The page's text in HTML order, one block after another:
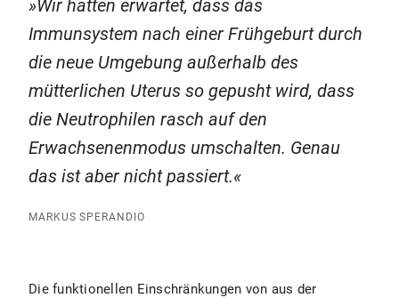
Wir hatten erwartet, dass das
Immunsystem nach einer Frühgeburt durch
die neue Umgebung außerhalb des
mütterlichen Uterus so gepusht wird, dass
die Neutrophilen rasch auf den
Erwachsenenmodus umschalten. Genau
das ist aber nicht passiert.
MARKUS SPERANDIO
Die funktionellen Einschränkungen von aus der